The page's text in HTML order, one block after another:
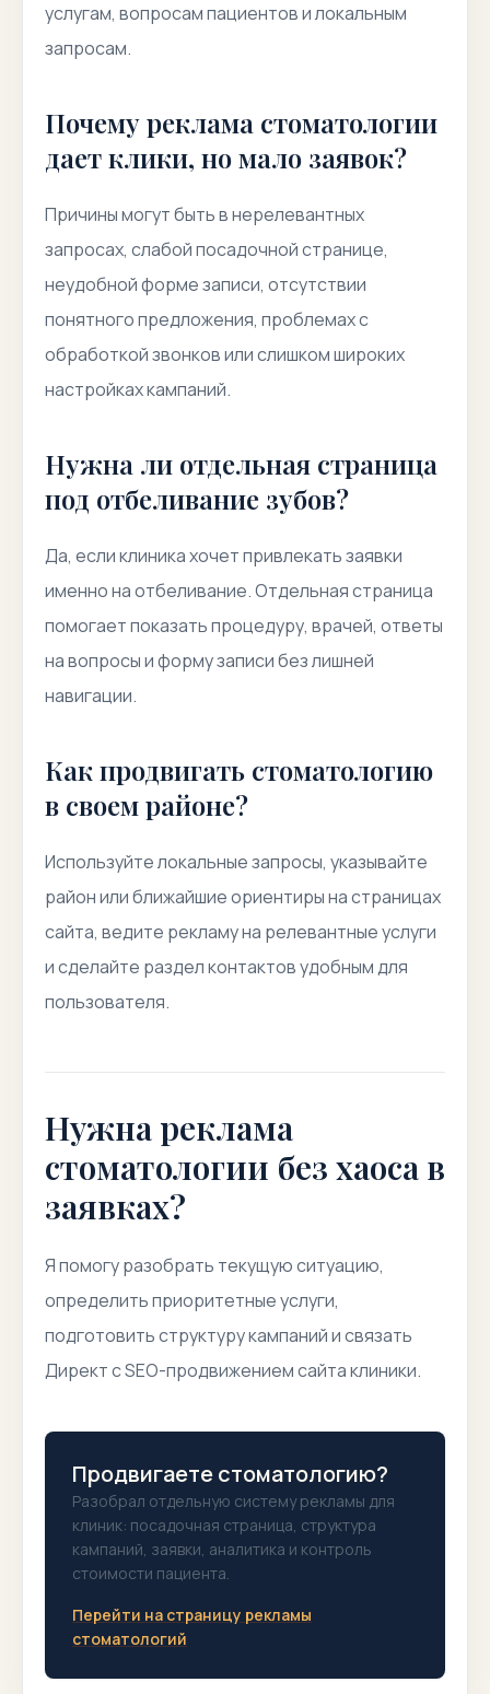
услугам, вопросам пациентов и локальным
запросам.
Почему реклама стоматологии
дает клики, но мало заявок?
Причины могут быть в нерелевантных
запросах, слабой посадочной странице,
неудобной форме записи, отсутствии
понятного предложения, проблемах с
обработкой звонков или слишком широких
настройках кампаний.
Нужна ли отдельная страница
под отбеливание зубов?
Да, если клиника хочет привлекать заявки
именно на отбеливание. Отдельная страница
помогает показать процедуру, врачей, ответы
на вопросы и форму записи без лишней
навигации.
Как продвигать стоматологию
в своем районе?
Используйте локальные запросы, указывайте
район или ближайшие ориентиры на страницах
сайта, ведите рекламу на релевантные услуги
и сделайте раздел контактов удобным для
пользователя.
Нужна реклама
стоматологии без хаоса в
заявках?
Я помогу разобрать текущую ситуацию,
определить приоритетные услуги,
подготовить структуру кампаний и связать
Директ с SEO-продвижением сайта клиники.
Продвигаете стоматологию?
Разобрал отдельную систему рекламы для
клиник: посадочная страница, структура
кампаний, заявки, аналитика и контроль
стоимости пациента.
Перейти на страницу рекламы
стоматологий